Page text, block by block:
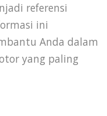
referensi
ini
Anda dalam
yang paling